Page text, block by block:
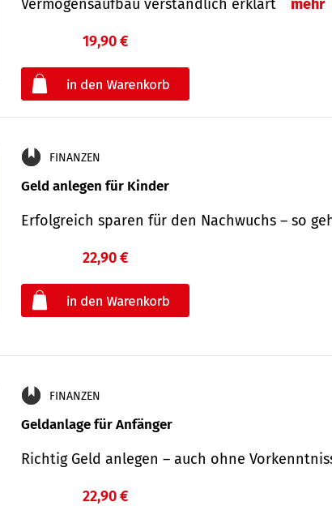
Vermögensaufbau verständlich erklärt
mehr
19,90 €
FINANZEN
Geld anlegen für Kinder
Erfolgreich sparen für den Nachwuchs – so
22,90 €
FINANZEN
Geldanlage für Anfänger
Richtig Geld anlegen – auch ohne
22,90 €